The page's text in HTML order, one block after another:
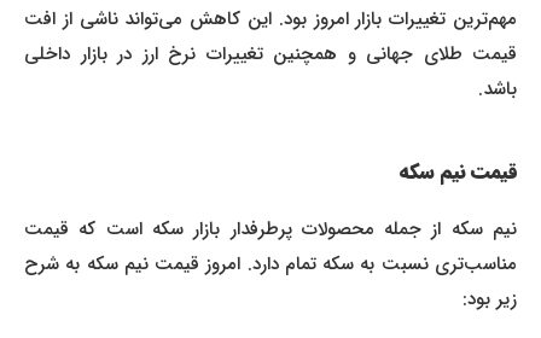
مهم‌ترین تغییرات بازار امروز بود. این کاهش می‌تواند ناشی از افت
قیمت طلای جهانی و همچنین تغییرات نرخ ارز در بازار داخلی
باشد.
قیمت نیم سکه
نیم سکه از جمله محصولات پرطرفدار بازار سکه است که قیمت
مناسب‌تری نسبت به سکه تمام دارد. امروز قیمت نیم سکه به شرح
زیر بود: